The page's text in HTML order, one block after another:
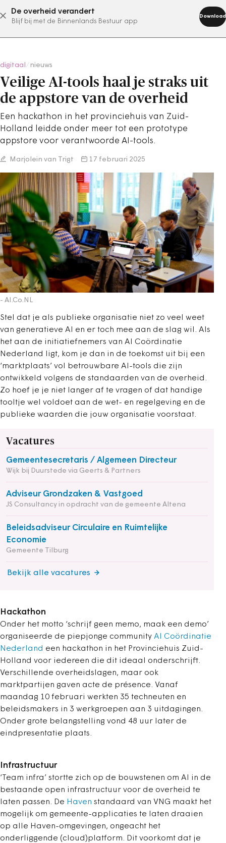
De overheid verandert
Blijf bij met de Binnenlands Bestuur app
Download
abonneer nu
digitaal nieuws
Veilige AI-tools haal je straks uit
de appstore van de overheid
Een hackathon in het provinciehuis van Zuid-
Holland leidde onder meer tot een prototype
appstore voor verantwoorde AI-tools.
Marjolein van Trigt 17 februari 2025
- AI.Co.NL
Stel dat je als publieke organisatie niet zo veel weet
van generatieve AI en er toch mee aan de slag wil. Als
het aan de initiatiefnemers van AI Coördinatie
Nederland ligt, kom je dan in de toekomst uit bij een
‘marktplaats’ vol betrouwbare AI-tools die zijn
ontwikkeld volgens de standaarden van de overheid.
Zo hoef je je niet langer af te vragen of dat handige
tooltje wel voldoet aan de wet- en regelgeving en de
publieke waarden die jouw organisatie voorstaat.
Vacatures
Gemeentesecretaris / Algemeen Directeur
Wijk bij Duurstede via Geerts & Partners
Adviseur Grondzaken & Vastgoed
JS Consultancy in opdracht van de gemeente Altena
Beleidsadviseur Circulaire en Ruimtelijke
Economie
Gemeente Tilburg
Bekijk alle vacatures
Hackathon
Onder het motto ‘schrijf geen memo, maak een demo’
organiseerde de piepjonge community AI Coördinatie
Nederland een hackathon in het Provinciehuis Zuid-
Holland voor iedereen die dit ideaal onderschrijft.
Verschillende overheidslagen, maar ook
marktpartijen gaven acte de présence. Vanaf
maandag 10 februari werkten 35 techneuten en
beleidsmakers in 3 werkgroepen aan 3 uitdagingen.
Onder grote belangstelling vond 48 uur later de
eindpresentatie plaats.
Infrastructuur
‘Team infra’ stortte zich op de bouwstenen om AI in de
bestaande open infrastructuur voor de overheid te
laten passen. De Haven standaard van VNG maakt het
mogelijk om gemeente-applicaties te laten draaien
op alle Haven-omgevingen, ongeacht het
onderliggende (cloud)platform. Dit voorkomt dat je